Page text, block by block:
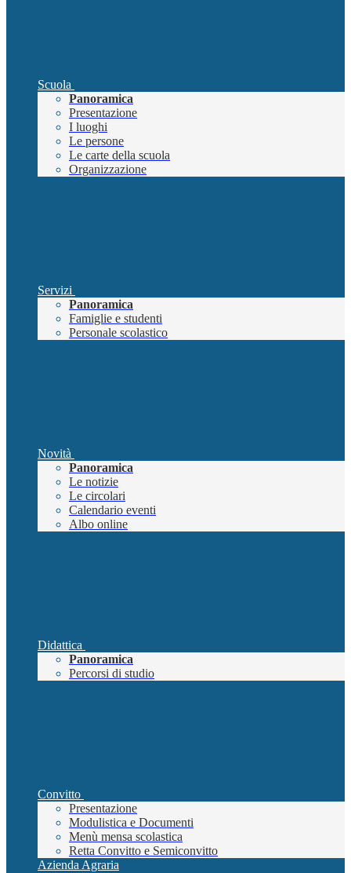
Scuola
Panoramica
Presentazione
I luoghi
Le persone
Le carte della scuola
Organizzazione
Servizi
Panoramica
Famiglie e studenti
Personale scolastico
Novità
Panoramica
Le notizie
Le circolari
Calendario eventi
Albo online
Didattica
Panoramica
Percorsi di studio
Convitto
Presentazione
Modulistica e Documenti
Menù mensa scolastica
Retta Convitto e Semiconvitto
Azienda Agraria